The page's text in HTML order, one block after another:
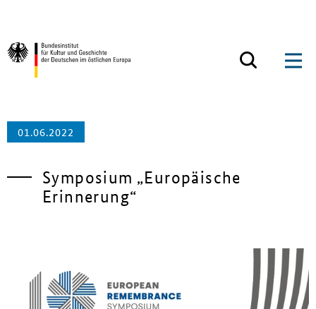
01.06.2022
Symposium „Europäische
Erinnerung“